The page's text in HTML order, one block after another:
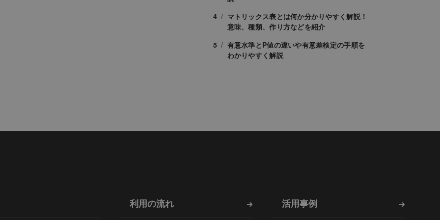
マトリックス表とは何か分かりやすく解説！
意味、種類、作り方などを紹介
有意水準とP値の違いや有意差検定の手順を
わかりやすく解説
利用の流れ 活用事例